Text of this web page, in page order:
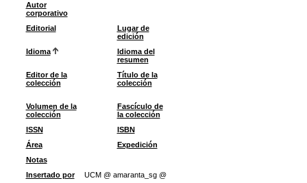
Autor
corporativo
Editorial
Lugar de
edición
Idioma
Idioma del
resumen
Editor de la
colección
Título de la
colección
Volumen de la
colección
Fascículo de
la colección
ISSN
ISBN
Área
Expedición
Notas
Insertado por
UCM @ amaranta_sg @